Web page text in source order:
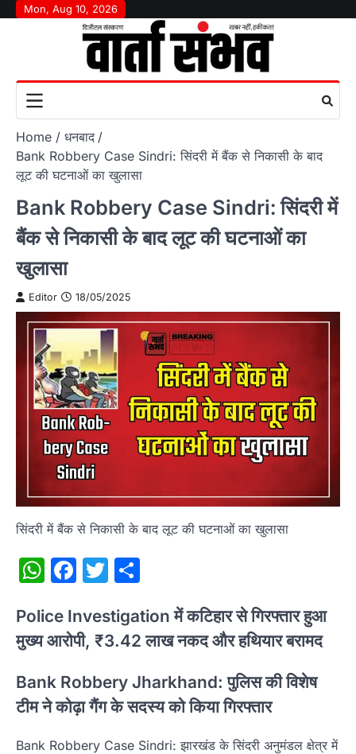
SkipMon, Aug 10, 2026
Home
धनबाद
Bank Robbery Case Sindri: सिंदरी में बैंक से निकासी के बाद
लूट की घटनाओं का खुलासा
Bank Robbery Case Sindri: सिंदरी में
बैंक से निकासी के बाद लूट की घटनाओं का
खुलासा
Editor 18/05/2025
सिंदरी में बैंक से निकासी के बाद लूट की घटनाओं का खुलासा
WhatsApp
Facebook
Twitter
Police Investigation में कटिहार से गिरफ्तार हुआ
मुख्य आरोपी, ₹3.42 लाख नकद और हथियार बरामद
Bank Robbery Jharkhand: पुलिस की विशेष
टीम ने कोढ़ा गैंग के सदस्य को किया गिरफ्तार
Bank Robbery Case Sindri: झारखंड के सिंदरी अनुमंडल क्षेत्र में